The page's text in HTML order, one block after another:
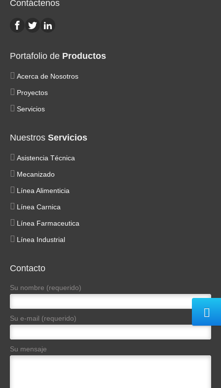
Contáctenos
Portafolio de Productos
Acerca de Nosotros
Proyectos
Servicios
Nuestros Servicios
Asistencia Técnica
Mecanizado
Línea Alimenticia
Línea Carnica
Línea Farmaceutica
Línea Industrial
Contacto
Su nombre (requerido)
Su e-mail (requerido)
Su mensaje